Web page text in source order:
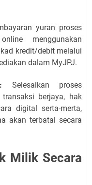
yuran proses
menggunakan
kredit/debit melalui
dalam MyJPJ.
Selesaikan proses
berjaya, hak
digital serta-merta,
akan terbatal secara
Milik Secara